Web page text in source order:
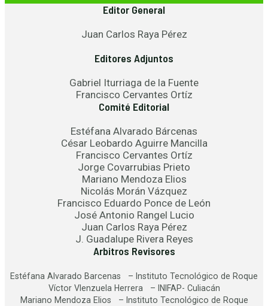
Editor General
Juan Carlos Raya Pérez
Editores Adjuntos
Gabriel Iturriaga de la Fuente
Francisco Cervantes Ortíz
Comité Editorial
Estéfana Alvarado Bárcenas
César Leobardo Aguirre Mancilla
Francisco Cervantes Ortíz
Jorge Covarrubias Prieto
Mariano Mendoza Elios
Nicolás Morán Vázquez
Francisco Eduardo Ponce de León
José Antonio Rangel Lucio
Juan Carlos Raya Pérez
J. Guadalupe Rivera Reyes
Arbitros Revisores
Estéfana Alvarado Barcenas – Instituto Tecnológico de Roque
Víctor Vlenzuela Herrera – INIFAP- Culiacán
Mariano Mendoza Elios – Instituto Tecnológico de Roque